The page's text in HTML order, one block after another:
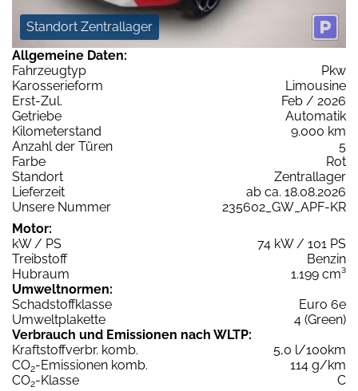
Standort Zentrallager
Allgemeine Daten:
Fahrzeugtyp
Pkw
Karosserieform
Limousine
Erst-Zul.
Feb / 2026
Getriebe
Automatik
Kilometerstand
9.000 km
Anzahl der Türen
5
Farbe
Rot
Standort
Zentrallager
Lieferzeit
ab ca. 18.08.2026
Unsere Nummer
235602_GW_APF-KR
Motor:
kW / PS
74 kW / 101 PS
Treibstoff
Benzin
Hubraum
1.199 cm³
Umweltnormen:
Schadstoffklasse
Euro 6e
Umweltplakette
4 (Green)
Verbrauch und Emissionen nach WLTP:
Kraftstoffverbr. komb.
5,0 l/100km
CO2-Emissionen komb.
114 g/km
CO2-Klasse
C